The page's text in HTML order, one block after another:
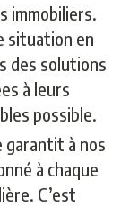
immobiliers.
situation en
des solutions
à leurs
possible.
garantit à nos
à chaque
C’est